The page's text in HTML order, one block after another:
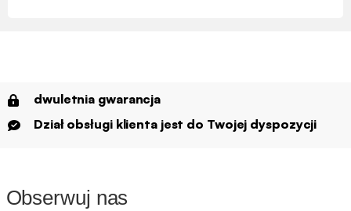
dwuletnia gwarancja
Dział obsługi klienta jest do Twojej dyspozycji
Obserwuj nas